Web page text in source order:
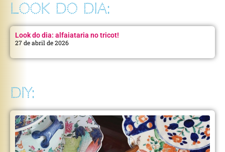
LOOK DO DIA:
Look do dia: alfaiataria no tricot!
27 de abril de 2026
DIY: